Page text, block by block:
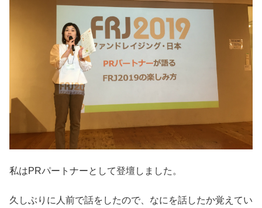
私はPRパートナーとして登壇しました。
久しぶりに人前で話をしたので、なにを話したか覚えてい